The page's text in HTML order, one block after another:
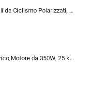
KOMUNJ 2 PCS Occhiali da Ciclismo Polarizzati, Occhiali da Sole Sportivi, Occhiali da Ciclismo Polarizzati da Uomo e Donna, A
S3-S Monopattino Elettrico,Motore da 350W, 25 km/h, 30-35KM di Autonomia, Turn Signal, 8.5″ Scooter Elettrico Pieghevole y…